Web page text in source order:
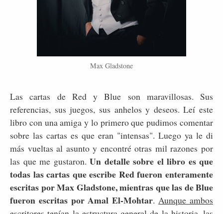
Max Gladstone
Las cartas de Red y Blue son maravillosas. Sus
referencias, sus juegos, sus anhelos y deseos. Leí este
libro con una amiga y lo primero que pudimos comentar
sobre las cartas es que eran "intensas". Luego ya le di
más vueltas al asunto y encontré otras mil razones por
las que me gustaron. Un detalle sobre el libro es que
todas las cartas que escribe Red fueron enteramente
escritas por Max Gladstone, mientras que las de Blue
fueron escritas por Amal El-Mohtar.Aunque ambos